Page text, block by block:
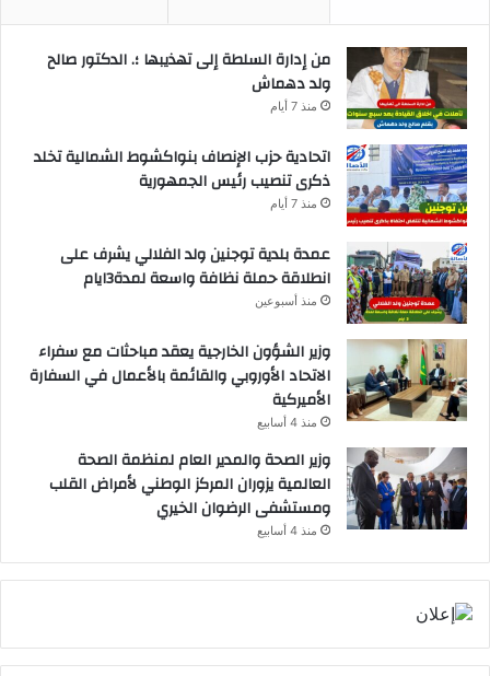
من إدارة السلطة إلى تهذيبها ؛. الدكتور صالح
ولد دهماش
منذ 7 أيام
اتحادية حزب الإنصاف بنواكشوط الشمالية تخلد
ذكرى تنصيب رئيس الجمهورية
منذ 7 أيام
عمدة بلدية توجنين ولد الفلالي يشرف على
انطلاقة حملة نظافة واسعة لمدة3ايام
منذ أسبوعين
وزير الشؤون الخارجية يعقد مباحثات مع سفراء
الاتحاد الأوروبي والقائمة بالأعمال في السفارة
الأميركية
منذ 4 أسابيع
وزير الصحة والمدير العام لمنظمة الصحة
العالمية يزوران المركز الوطني لأمراض القلب
ومستشفى الرضوان الخيري
منذ 4 أسابيع